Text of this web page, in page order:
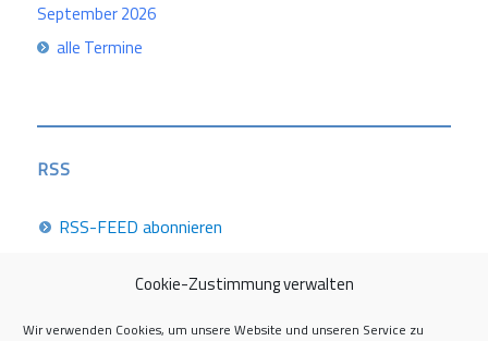
Cookie-Zustimmung verwalten
Wir verwenden Cookies, um unsere Website und unseren Service zu
September 2026
alle Termine
RSS
RSS-FEED abonnieren
Career Week 2026